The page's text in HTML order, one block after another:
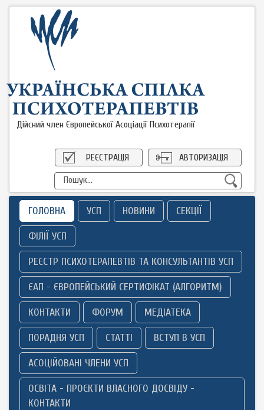
Дійсний член Європейської Асоціації Психотерапії
АВТОРИЗАЦІЯ
РЕЄСТРАЦІЯ
ГОЛОВНА УСП НОВИНИ СЕКЦІЇ
ФІЛІЇ УСП
РЕЄСТР ПСИХОТЕРАПЕВТІВ ТА КОНСУЛЬТАНТІВ УСП
ЄАП - ЄВРОПЕЙСЬКИЙ СЕРТИФІКАТ (АЛГОРИТМ)
КОНТАКТИ ФОРУМ МЕДІАТЕКА
ПОРАДНЯ УСП СТАТТІ ВСТУП В УСП
АСОЦІЙОВАНІ ЧЛЕНИ УСП
ОСВІТА - ПРОЄКТИ ВЛАСНОГО ДОСВІДУ -
КОНТАКТИ